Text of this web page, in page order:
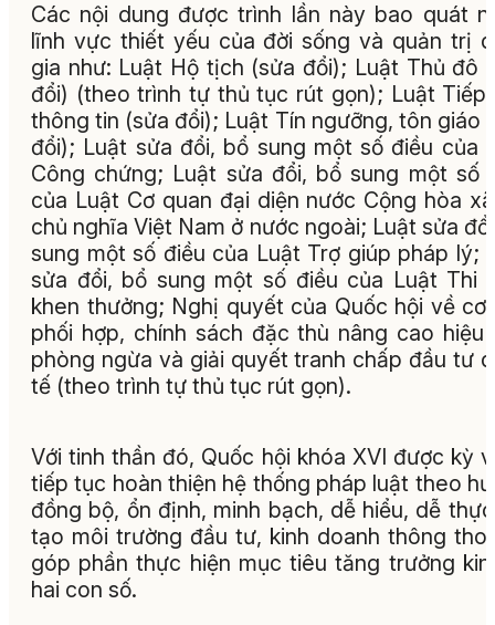
Các nội dung được trình lần này bao quát
lĩnh vực thiết yếu của đời sống và quản trị
gia như: Luật Hộ tịch (sửa đổi); Luật Thủ đô
đổi) (theo trình tự thủ tục rút gọn); Luật Tiếp
thông tin (sửa đổi); Luật Tín ngưỡng, tôn giáo
đổi); Luật sửa đổi, bổ sung một số điều của
Công chứng; Luật sửa đổi, bổ sung một số
của Luật Cơ quan đại diện nước Cộng hòa
chủ nghĩa Việt Nam ở nước ngoài; Luật sửa
sung một số điều của Luật Trợ giúp pháp lý;
sửa đổi, bổ sung một số điều của Luật Thi
khen thưởng; Nghị quyết của Quốc hội về cơ
phối hợp, chính sách đặc thù nâng cao hiệu
phòng ngừa và giải quyết tranh chấp đầu tư
tế (theo trình tự thủ tục rút gọn).
Với tinh thần đó, Quốc hội khóa XVI được kỳ
tiếp tục hoàn thiện hệ thống pháp luật theo
đồng bộ, ổn định, minh bạch, dễ hiểu, dễ
tạo môi trường đầu tư, kinh doanh thông
góp phần thực hiện mục tiêu tăng trưởng
hai con số.